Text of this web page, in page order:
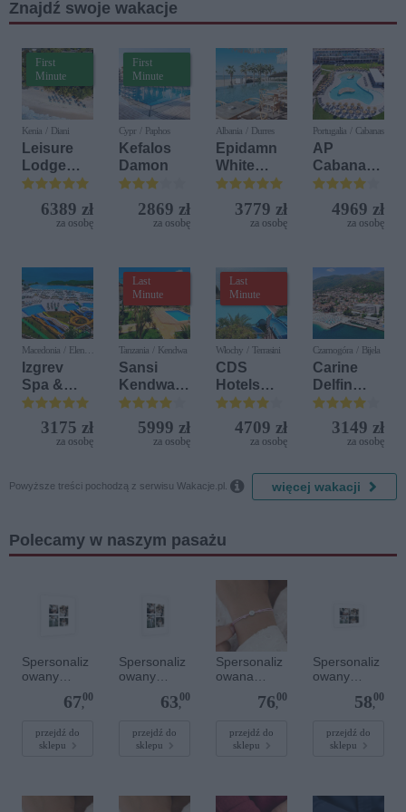
Znajdź swoje wakacje
First
Minute
Kenia / Diani
Leisure
Lodge
Beach &
Golf
Resort by
Diamonds
6389 zł
za osobę
First
Minute
Cypr / Paphos
Kefalos
Damon
2869 zł
za osobę
Albania / Durres
Epidamn
White
Sensation
3779 zł
za osobę
Portugalia / Cabanas
AP
Cabanas
Beach &
Nature
4969 zł
za osobę
Macedonia / Elen
Kamen
Izgrev
Spa &
Aquapark
3175 zł
za osobę
Last
Minute
Tanzania / Kendwa
Sansi
Kendwa
Beach
Resort
5999 zł
za osobę
Last
Minute
Włochy / Terrasini
CDS
Hotels
Terrasini
(ex. Citta
del Mare)
4709 zł
za osobę
Czarnogóra / Bijela
Carine
Delfin
Bijela (ex.
Iberostar
Bijela
3149 zł
za osobę
Powyższe treści pochodzą z serwisu Wakacje.pl.  więcej wakacji
Polecamy w naszym pasażu
Spersonaliz
owany
plakat - 40 x
67,
00
przejdź do
sklepu
Spersonaliz
owany
plakat - 30 x
63,
00
przejdź do
sklepu
Spersonaliz
owana
bransoletka
sznurkowa -
Srebrne
kółko
76,
00
przejdź do
sklepu
Spersonaliz
owany
plakat - 30 x
58,
00
przejdź do
sklepu